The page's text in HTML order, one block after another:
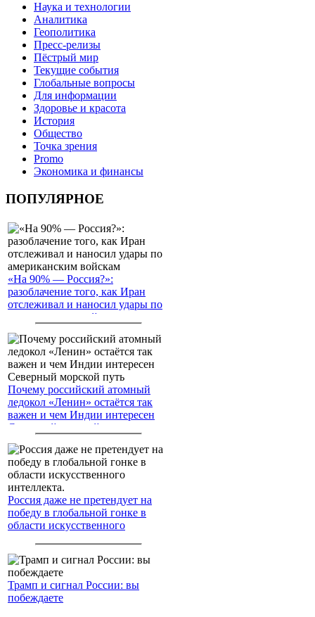
Наука и технологии
Аналитика
Геополитика
Пресс-релизы
Пёстрый мир
Текущие события
Глобальные вопросы
Для информации
Здоровье и красота
История
Общество
Точка зрения
Promo
Экономика и финансы
ПОПУЛЯРНОЕ
«На 90% — Россия?»:
разоблачение того, как Иран
отслеживал и наносил удары по
американским войскам
Почему российский атомный
ледокол «Ленин» остаётся так
важен и чем Индии интересен
Северный морской путь
Россия даже не претендует на
победу в глобальной гонке в
области искусственного
Трамп и сигнал России: вы
побеждаете